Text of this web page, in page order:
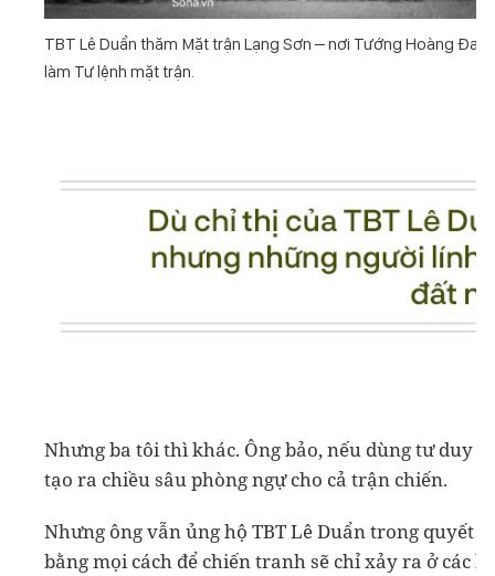
TBT Lê Duẩn thăm Mặt trận Lạng Sơn – nơi Tướng Hoàng Đan
làm Tư lệnh mặt trận.
Nhưng ba tôi thì khác. Ông bảo, nếu dùng tư duy
tạo ra chiều sâu phòng ngự cho cả trận chiến.
Nhưng ông vẫn ủng hộ TBT Lê Duẩn trong quyết
bằng mọi cách để chiến tranh sẽ chỉ xảy ra ở các